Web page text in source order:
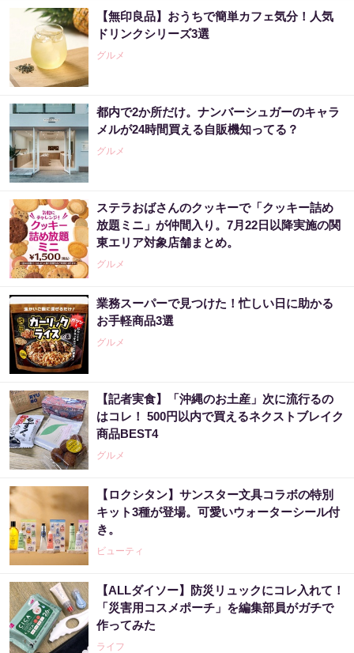
【無印良品】おうちで簡単カフェ気分！人気
ドリンクシリーズ3選
グルメ
都内で2か所だけ。ナンバーシュガーのキャラ
メルが24時間買える自販機知ってる？
グルメ
ステラおばさんのクッキーで「クッキー詰め
放題ミニ」が仲間入り。7月22日以降実施の関
東エリア対象店舗まとめ。
グルメ
業務スーパーで見つけた！忙しい日に助かる
お手軽商品3選
グルメ
【記者実食】「沖縄のお土産」次に流行るの
はコレ！ 500円以内で買えるネクストブレイク
商品BEST4
グルメ
【ロクシタン】サンスター文具コラボの特別
キット3種が登場。可愛いウォーターシール付
き。
ビューティ
【ALLダイソー】防災リュックにコレ入れて！
「災害用コスメポーチ」を編集部員がガチで
作ってみた
ライフ